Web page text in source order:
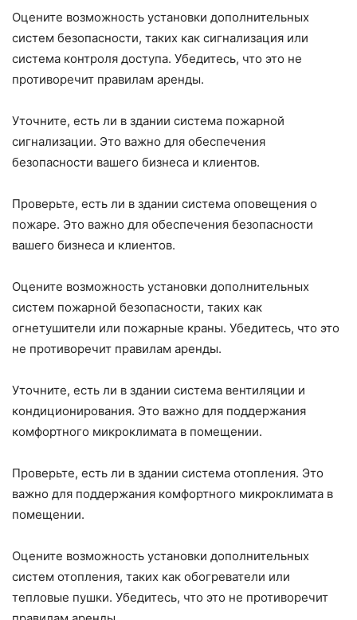
Оцените возможность установки дополнительных
систем безопасности, таких как сигнализация или
система контроля доступа. Убедитесь, что это не
противоречит правилам аренды.
Уточните, есть ли в здании система пожарной
сигнализации. Это важно для обеспечения
безопасности вашего бизнеса и клиентов.
Проверьте, есть ли в здании система оповещения о
пожаре. Это важно для обеспечения безопасности
вашего бизнеса и клиентов.
Оцените возможность установки дополнительных
систем пожарной безопасности, таких как
огнетушители или пожарные краны. Убедитесь, что это
не противоречит правилам аренды.
Уточните, есть ли в здании система вентиляции и
кондиционирования. Это важно для поддержания
комфортного микроклимата в помещении.
Проверьте, есть ли в здании система отопления. Это
важно для поддержания комфортного микроклимата в
помещении.
Оцените возможность установки дополнительных
систем отопления, таких как обогреватели или
тепловые пушки. Убедитесь, что это не противоречит